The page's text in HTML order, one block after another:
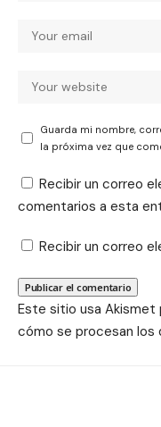
Guarda mi nombre,
la próxima vez que
Recibir un correo
comentarios a esta
Recibir un correo
Este sitio usa Akismet
cómo se procesan